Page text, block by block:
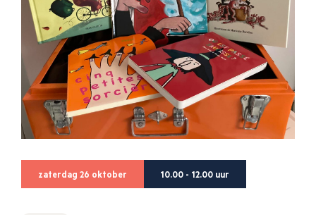
zaterdag 26 oktober 10.00 - 12.00 uur